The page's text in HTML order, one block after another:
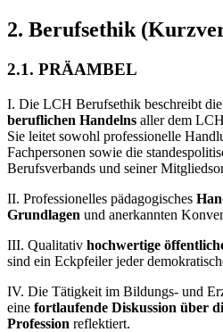
2. Berufsethik
2.1. PRÄAMBEL
I. Die LCH Berufsethik beschreibt die
beruflichen Handelns aller dem
Sie leitet sowohl professionelle
Fachpersonen sowie die
Berufsverbands und seiner
II. Professionelles pädagogisches
Grundlagen und anerkannten
III. Qualitativ hochwertige
sind ein Eckpfeiler jeder
IV. Die Tätigkeit im Bildungs- und
eine fortlaufende Diskussion über
Profession reflektiert.